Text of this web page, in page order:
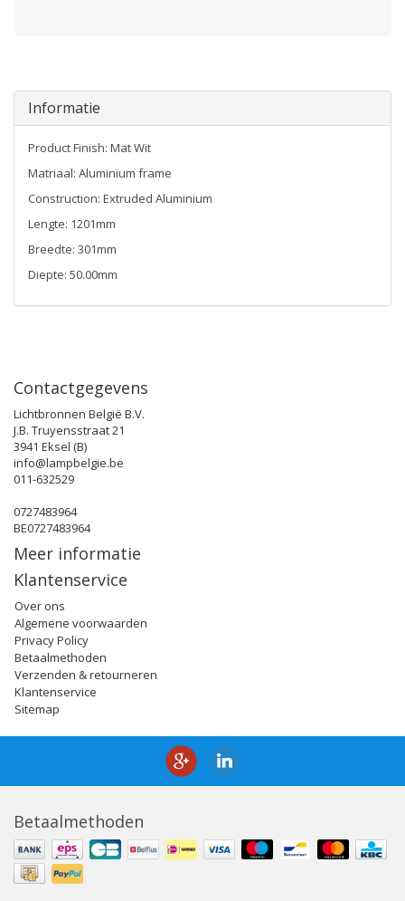
Informatie
Product Finish: Mat Wit
Matriaal: Aluminium frame
Construction: Extruded Aluminium
Lengte: 1201mm
Breedte: 301mm
Diepte: 50.00mm
Contactgegevens
Lichtbronnen België B.V.
J.B. Truyensstraat 21
3941 Eksel (B)
info@lampbelgie.be
011-632529
0727483964
BE0727483964
Meer informatie
Klantenservice
Over ons
Algemene voorwaarden
Privacy Policy
Betaalmethoden
Verzenden & retourneren
Klantenservice
Sitemap
Betaalmethoden